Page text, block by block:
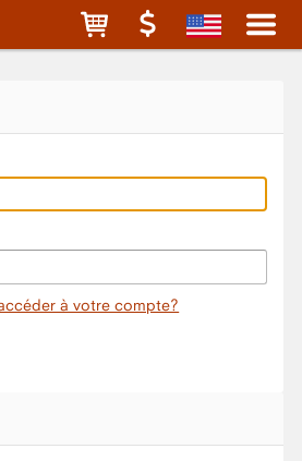
à votre compte?